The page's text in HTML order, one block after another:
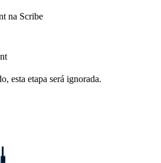
na Scribe
esta etapa será ignorada.